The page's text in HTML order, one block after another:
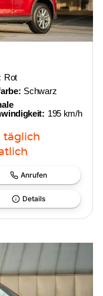
Rot
Schwarz
195 km/h
täglich
Anrufen
Details